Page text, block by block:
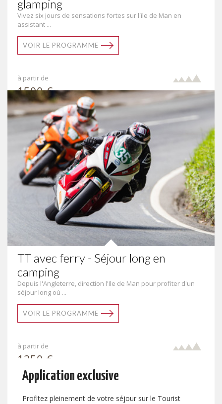
glamping
Vivez six jours de sensations fortes sur l'île de Man en
assistant ...
VOIR LE PROGRAMME
à partir de
1500 €par pers.
TT avec ferry - Séjour long en
camping
Depuis l'Angleterre, direction l'Ile de Man pour profiter d'un
séjour long où ...
VOIR LE PROGRAMME
à partir de
1350 €
Application exclusive
Profitez pleinement de votre séjour sur le Tourist